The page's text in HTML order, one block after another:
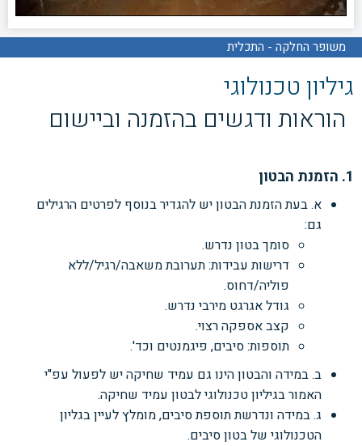
משופר החלקה - התכלית
גיליון טכנולוגי
הוראות ודגשים בהזמנה וביישום
1. הזמנת הבטון
א. בעת הזמנת הבטון יש להגדיר בנוסף לפרטים הרגילים
גם:
סומך בטון נדרש.
דרישות עבידות: תערובת משאבה/רגיל/ללא
פוליה/דחוס.
גודל אגרגט מירבי נדרש.
קצב אספקה רצוי.
תוספות: סיבים, פיגמנטים וכד'.
ב. במידה והבטון הינו גם עמיד שחיקה יש לפעול עפ"י
האמור בגיליון טכנולוגי לבטון עמיד שחיקה.
ג. במידה ונדרשת תוספת סיבים, מומלץ לעיין בגליון
הטכנולוגי של בטון סיבים.